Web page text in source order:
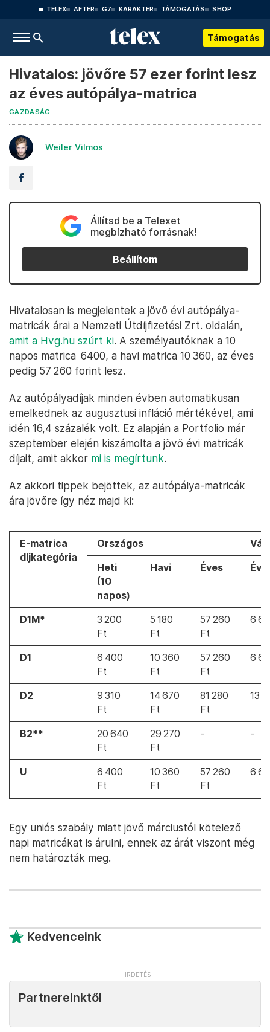
TELEX AFTER G7 KARAKTER TÁMOGATÁS SHOP
Támogatás
Hivatalos: jövőre 57 ezer forint lesz
az éves autópálya-matrica
GAZDASÁG
Weiler Vilmos
Állítsd be a Telexet
megbízható forrásnak!
Beállítom
Hivatalosan is megjelentek a jövő évi autópálya-
matricák árai a Nemzeti Útdíjfizetési Zrt. oldalán,
amit a Hvg.hu szúrt ki. A személyautóknak a 10
napos matrica 6400, a havi matrica 10 360, az éves
pedig 57 260 forint lesz.
Az autópályadíjak minden évben automatikusan
emelkednek az augusztusi infláció mértékével, ami
idén 16,4 százalék volt. Ez alapján a Portfolio már
szeptember elején kiszámolta a jövő évi matricák
díjait, amit akkor mi is megírtunk.
Az akkori tippek bejöttek, az autópálya-matricák
ára jövőre így néz majd ki:
E-matrica
díjkategória
Országos
Heti
(10
napos)
Havi Éves
D1M*
3 200
Ft
5 180
Ft
57 260
Ft
6
D1
6 400
Ft
10 360
Ft
57 260
Ft
6
D2
9 310
Ft
14 670
Ft
81 280
Ft
13
B2**
20 640
Ft
29 270
Ft
- -
U
6 400
Ft
10 360
Ft
57 260
Ft
6
Egy uniós szabály miatt jövő márciustól kötelező
napi matricákat is árulni, ennek az árát viszont még
nem határozták meg.
Kedvenceink
Partnereinktől